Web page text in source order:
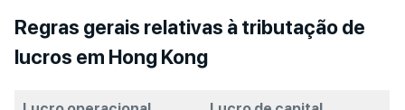
Regras gerais relativas à tributação de
lucros em Hong Kong